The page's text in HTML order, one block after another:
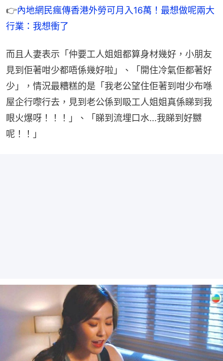
👉內地網民瘋傳香港外勞可月入16萬！最想做呢兩大
行業：我想衝了
而且人妻表示「仲要工人姐姐都算身材幾好，小朋友
見到佢著咁少都唔係幾好啦」、「開住冷氣佢都著好
少」，情況最糟糕的是「我老公望住佢著到咁少布喺
屋企行嚟行去，見到老公係到𥄫工人姐姐真係睇到我
眼火爆呀！！！」、「睇到流埋口水...我睇到好嬲
呢！！」